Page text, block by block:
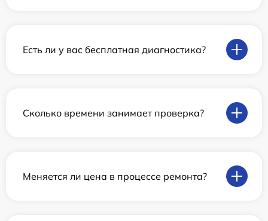
Есть ли у вас бесплатная диагностика?
Сколько времени занимает проверка?
Меняется ли цена в процессе ремонта?